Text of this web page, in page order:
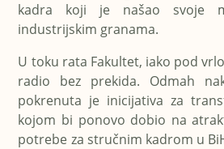
kadra koji je našao svoje
industrijskim granama.
U toku rata Fakultet, iako pod
radio bez prekida. Odmah
pokrenuta je inicijativa za
kojom bi ponovo dobio na
potrebe za stručnim kadrom u